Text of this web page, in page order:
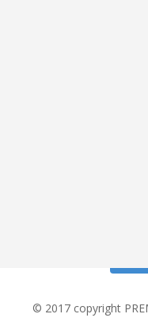
© 2017 copyright